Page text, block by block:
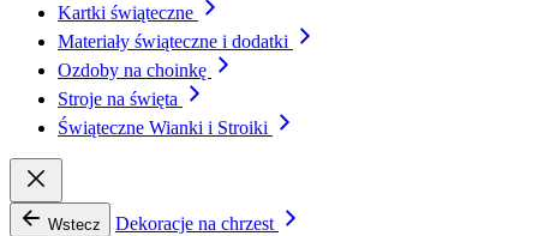
Kartki świąteczne
Materiały świąteczne i dodatki
Ozdoby na choinkę
Stroje na święta
Świąteczne Wianki i Stroiki
Wstecz Dekoracje na chrzest